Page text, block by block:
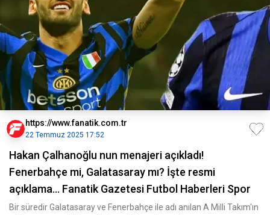
https://www.fanatik.com.tr
22 Temmuz 2025 17:52
Hakan Çalhanoğlu nun menajeri açıkladı!
Fenerbahçe mi, Galatasaray mı? İşte resmi
açıklama... Fanatik Gazetesi Futbol Haberleri Spor
Bir süredir Galatasaray ve Fenerbahçe ile adı anılan A Milli Takım'ın